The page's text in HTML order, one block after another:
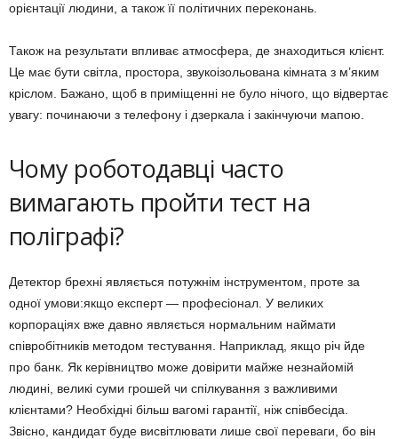
орієнтації людини, а також її політичних переконань.
Також на результати впливає атмосфера, де знаходиться клієнт.
Це має бути світла, простора, звукоізольована кімната з м’яким
кріслом. Бажано, щоб в приміщенні не було нічого, що відвертає
увагу: починаючи з телефону і дзеркала і закінчуючи мапою.
Чому роботодавці часто
вимагають пройти тест на
поліграфі?
Детектор брехні являється потужнім інструментом, проте за
одної умови:якщо експерт — професіонал. У великих
корпораціях вже давно являється нормальним наймати
співробітників методом тестування. Наприклад, якщо річ йде
про банк. Як керівництво може довірити майже незнайомій
людині, великі суми грошей чи спілкування з важливими
клієнтами? Необхідні більш вагомі гарантії, ніж співбесіда.
Звісно, кандидат буде висвітлювати лише свої переваги, бо він